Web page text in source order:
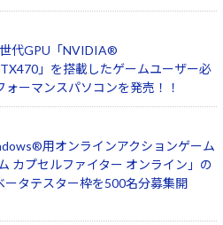
代GPU「NVIDIA®
」を搭載したゲームユーザー必
ォーマンスパソコンを発売！！
用オンラインアクションゲーム
カプセルファイター オンライン」の
ータテスター枠を500名分募集開